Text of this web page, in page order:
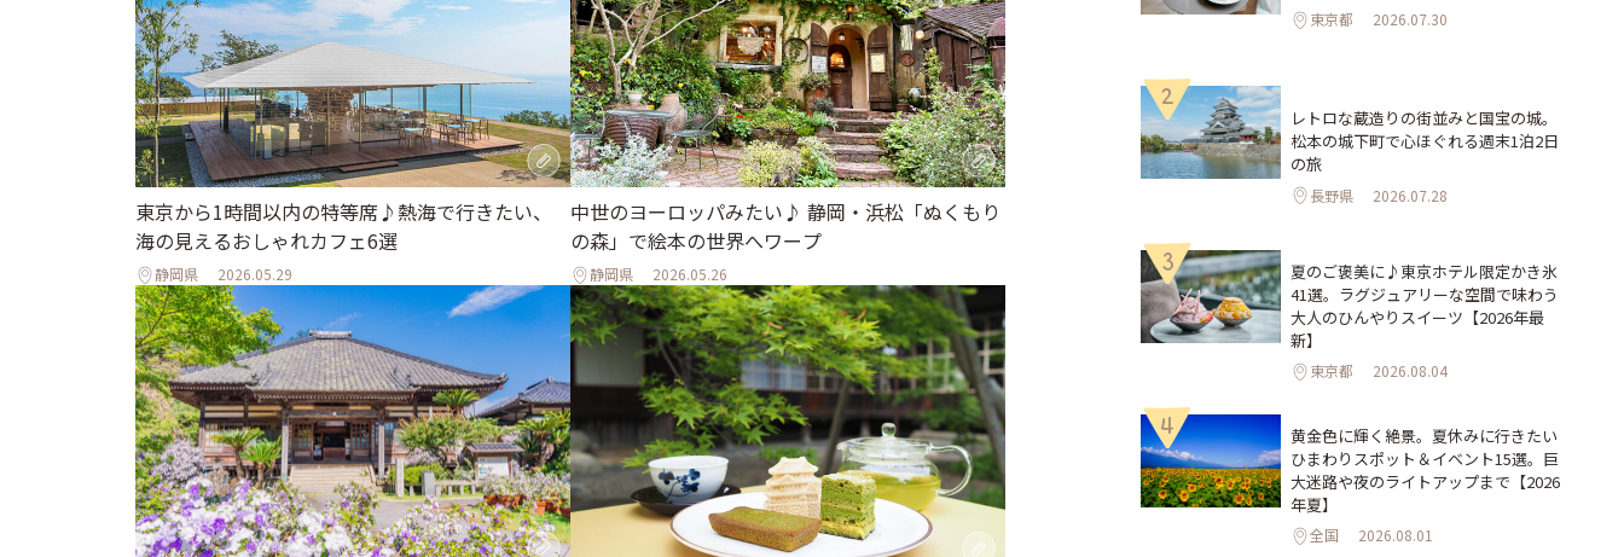
東京から1時間以内の特等席♪熱海で行きたい、
海の見えるおしゃれカフェ6選
静岡県 2026.05.29
中世のヨーロッパみたい♪ 静岡・浜松「ぬくもり
の森」で絵本の世界へワープ
静岡県 2026.05.26
東京都 2026.07.30
2
レトロな蔵造りの街並みと国宝の城。
松本の城下町で心ほぐれる週末1泊2日
の旅
長野県 2026.07.28
3
夏のご褒美に♪東京ホテル限定かき氷
41選。ラグジュアリーな空間で味わう
大人のひんやりスイーツ【2026年最
新】
東京都 2026.08.04
4
黄金色に輝く絶景。夏休みに行きたい
ひまわりスポット＆イベント15選。巨
大迷路や夜のライトアップまで【2026
年夏】
全国 2026.08.01